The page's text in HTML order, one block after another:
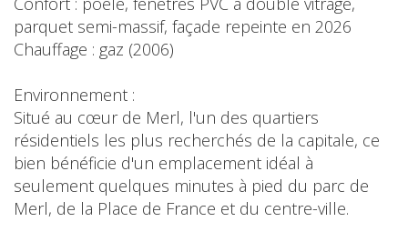
parquet semi-massif, façade repeinte en 2026
Chauffage : gaz (2006)
Environnement :
Situé au cœur de Merl, l'un des quartiers
résidentiels les plus recherchés de la capitale, ce
bien bénéficie d'un emplacement idéal à
seulement quelques minutes à pied du parc de
Merl, de la Place de France et du centre-ville.